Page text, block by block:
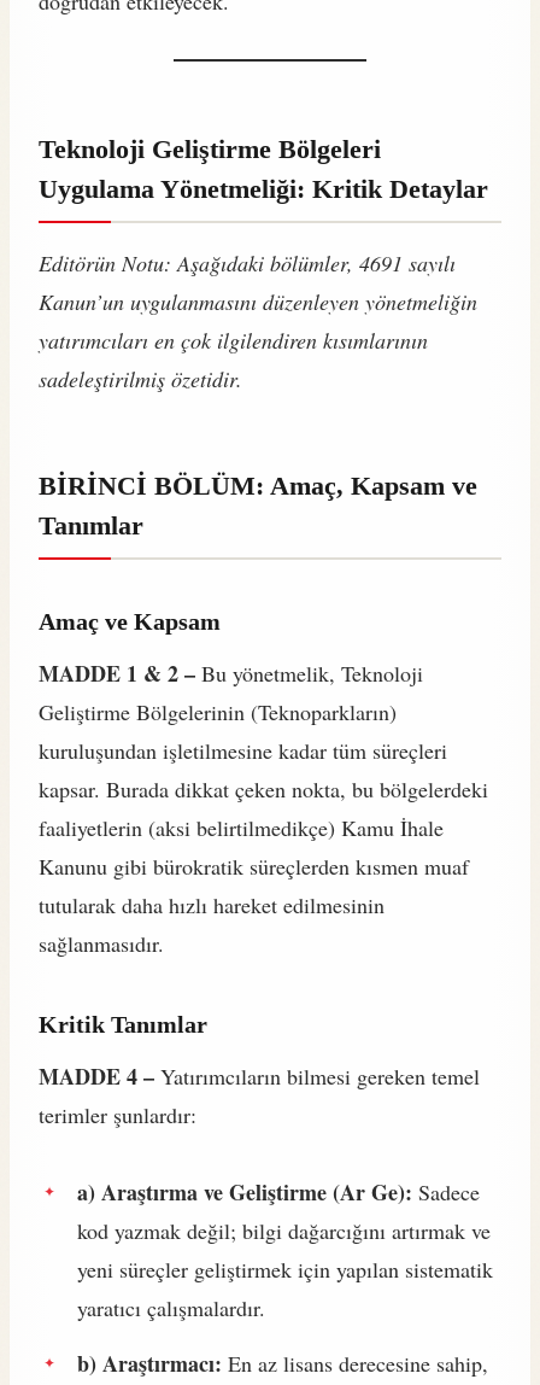
Teknoloji Geliştirme Bölgeleri
Uygulama Yönetmeliği: Kritik Detaylar
Editörün Notu: Aşağıdaki bölümler, 4691 sayılı
Kanun’un uygulanmasını düzenleyen yönetmeliğin
yatırımcıları en çok ilgilendiren kısımlarının
sadeleştirilmiş özetidir.
BİRİNCİ BÖLÜM: Amaç, Kapsam ve
Tanımlar
Amaç ve Kapsam
MADDE 1 & 2 – Bu yönetmelik, Teknoloji
Geliştirme Bölgelerinin (Teknoparkların)
kuruluşundan işletilmesine kadar tüm süreçleri
kapsar. Burada dikkat çeken nokta, bu bölgelerdeki
faaliyetlerin (aksi belirtilmedikçe) Kamu İhale
Kanunu gibi bürokratik süreçlerden kısmen muaf
tutularak daha hızlı hareket edilmesinin
sağlanmasıdır.
Kritik Tanımlar
MADDE 4 – Yatırımcıların bilmesi gereken temel
terimler şunlardır:
a) Araştırma ve Geliştirme (Ar Ge): Sadece
kod yazmak değil; bilgi dağarcığını artırmak ve
yeni süreçler geliştirmek için yapılan sistematik
yaratıcı çalışmalardır.
b) Araştırmacı: En az lisans derecesine sahip,